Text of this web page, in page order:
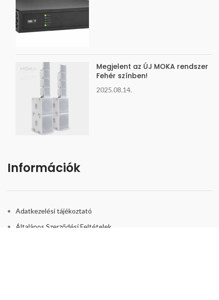
Megjelent az ÚJ MOKA rendszer
Fehér színben!
2025.08.14.
Információk
Adatkezelési tájékoztató
Általános Szerződési Feltételek